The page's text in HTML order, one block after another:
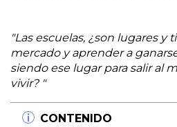
"Las escuelas, ¿son lugares y
mercado y aprender a
siendo ese lugar para salir al
vivir? "
CONTENIDO